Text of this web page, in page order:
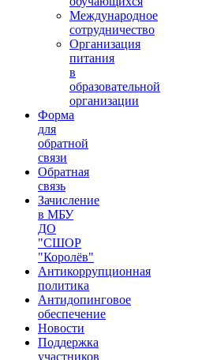
Международное
сотрудничество
Организация
питания
в
образовательной
организации
Форма
для
обратной
связи
Обратная
связь
Зачисление
в МБУ
ДО
"СШОР
"Королёв"
Антикоррупционная
политика
Антидопинговое
обеспечение
Новости
Поддержка
участников